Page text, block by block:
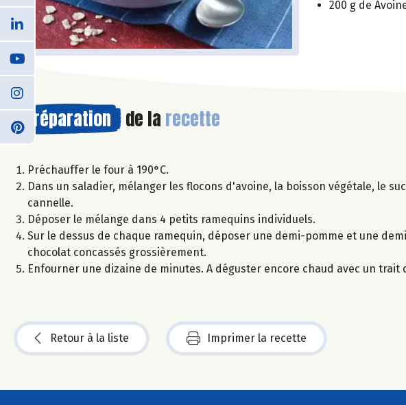
200 g de
Préparation de la recette
Préchauffer le four à 190°C.
Dans un saladier, mélanger les flocons d'avoine, la boisson végétale, le
cannelle.
Déposer le mélange dans 4 petits ramequins individuels.
Sur le dessus de chaque ramequin, déposer une demi-pomme et une
chocolat concassés grossièrement.
Enfourner une dizaine de minutes. A déguster encore chaud avec un trait
Retour à la liste Imprimer la recette